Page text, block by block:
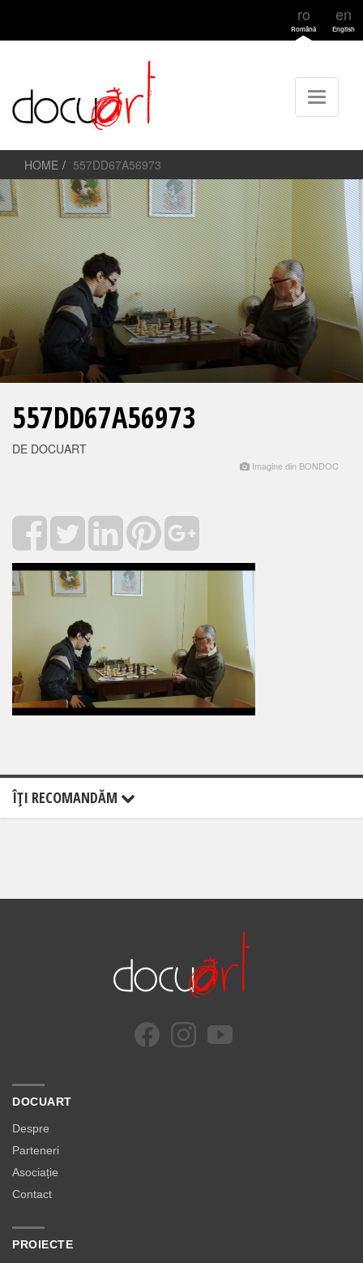
ro
Română
en
English
HOME 557DD67A56973
557DD67A56973
DE DOCUART
Imagine din BONDOC
ÎŢI RECOMANDĂM
DOCUART
Despre
Parteneri
Asociație
Contact
PROIECTE